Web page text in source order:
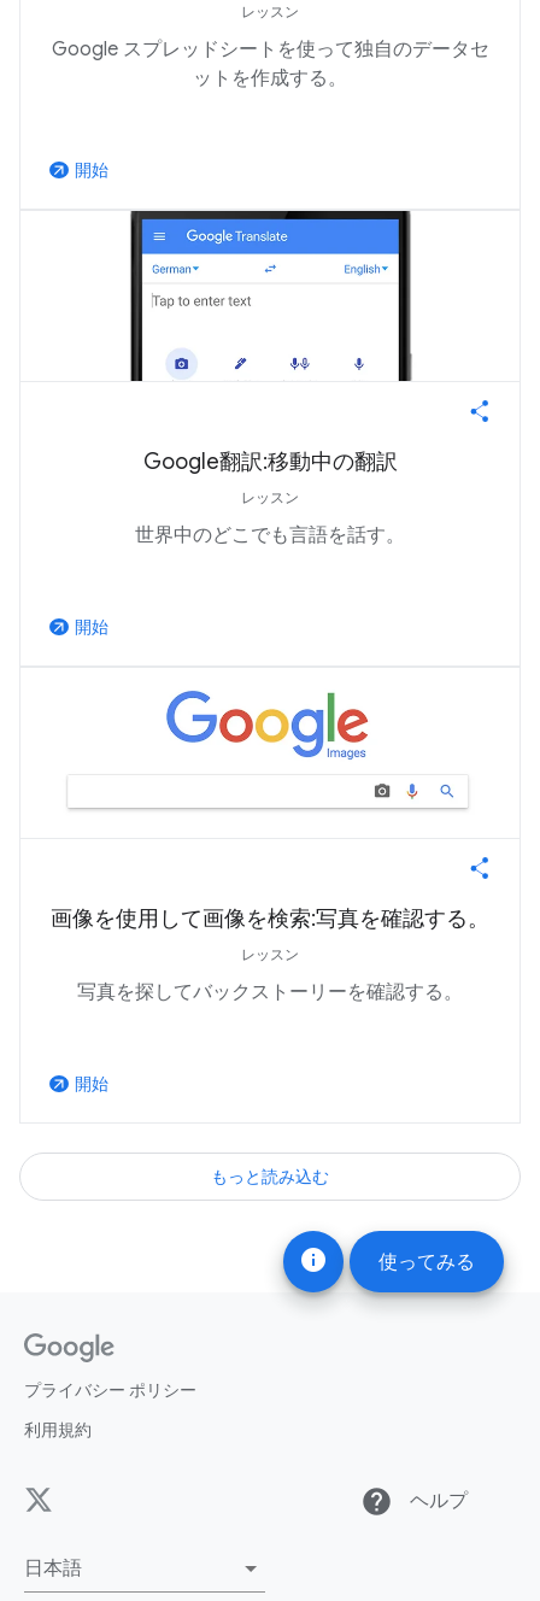
info 使ってみる
レッスン
Google スプレッドシートを使って独自のデータセ
ットを作成する。
arrow_outward 開始
Google翻訳:移動中の翻訳
レッスン
世界中のどこでも言語を話す。
arrow_outward 開始
画像を使用して画像を検索:写真を確認する。
レッスン
写真を探してバックストーリーを確認する。
arrow_outward 開始
もっと読み込む
プライバシー ポリシー
利用規約
help ヘルプ
日本語